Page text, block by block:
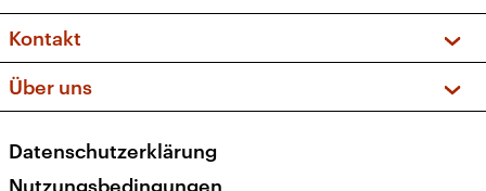
Kakadu – Das Kinderprogramm
Frequenzen (UKW + DAB+)
FAQ
Apps
Newsletter
Kontakt
Social Media
Über uns
Presse
Datenschutzerklärung
Nutzungsbedingungen